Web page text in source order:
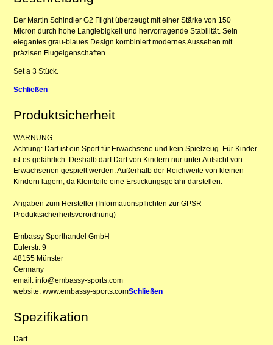
Der Martin Schindler G2 Flight überzeugt mit einer Stärke von 150
Micron durch hohe Langlebigkeit und hervorragende Stabilität. Sein
elegantes grau-blaues Design kombiniert modernes Aussehen mit
präzisen Flugeigenschaften.
Set a 3 Stück.
Schließen
Produktsicherheit
WARNUNG
Achtung: Dart ist ein Sport für Erwachsene und kein Spielzeug. Für Kinder
ist es gefährlich. Deshalb darf Dart von Kindern nur unter Aufsicht von
Erwachsenen gespielt werden. Außerhalb der Reichweite von kleinen
Kindern lagern, da Kleinteile eine Erstickungsgefahr darstellen.
Angaben zum Hersteller (Informationspflichten zur GPSR
Produktsicherheitsverordnung)
Embassy Sporthandel GmbH
Eulerstr. 9
48155 Münster
Germany
email: info@embassy-sports.com
website: www.embassy-sports.comSchließen
Spezifikation
Dart